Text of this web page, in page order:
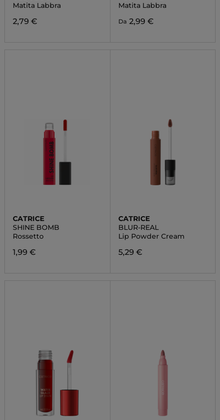
Matita Labbra
2,79 €
Matita Labbra
Da 2,99 €
CATRICE
SHINE BOMB
Rossetto
1,99 €
CATRICE
BLUR-REAL
Lip Powder Cream
5,29 €